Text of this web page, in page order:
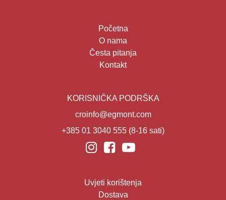
Početna
O nama
Česta pitanja
Kontakt
KORISNIČKA PODRŠKA
croinfo@egmont.com
+385 01 3040 555 (8-16 sati)
Uvjeti korištenja
Dostava